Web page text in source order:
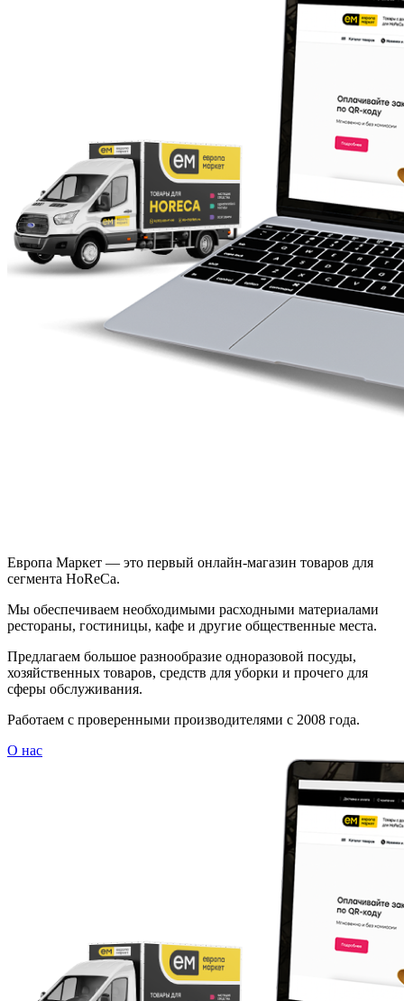
Европа Маркет — это первый онлайн-магазин товаров для
сегмента HoReCa.
Мы обеспечиваем необходимыми расходными материалами
рестораны, гостиницы, кафе и другие общественные места.
Предлагаем большое разнообразие одноразовой посуды,
хозяйственных товаров, средств для уборки и прочего для
сферы обслуживания.
Работаем с проверенными производителями с 2008 года.
О нас